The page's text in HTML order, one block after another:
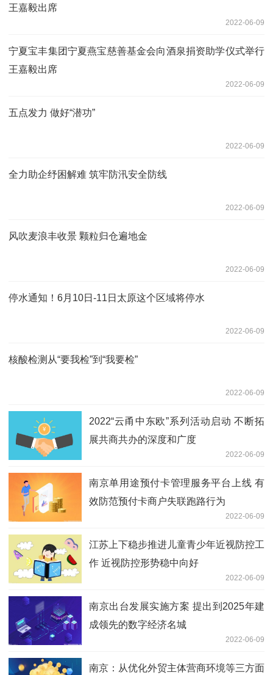
王嘉毅出席
2022-06-09
宁夏宝丰集团宁夏燕宝慈善基金会向酒泉捐资助学仪式举行
王嘉毅出席
2022-06-09
五点发力 做好“潜功”
2022-06-09
全力助企纾困解难 筑牢防汛安全防线
2022-06-09
风吹麦浪丰收景 颗粒归仓遍地金
2022-06-09
停水通知！6月10日-11日太原这个区域将停水
2022-06-09
核酸检测从“要我检”到“我要检”
2022-06-09
2022“云甬中东欧”系列活动启动 不断拓
展共商共办的深度和广度
2022-06-09
南京单用途预付卡管理服务平台上线 有
效防范预付卡商户失联跑路行为
2022-06-09
江苏上下稳步推进儿童青少年近视防控工
作 近视防控形势稳中向好
2022-06-09
南京出台发展实施方案 提出到2025年建
成领先的数字经济名城
2022-06-09
南京：从优化外贸主体营商环境等三方面